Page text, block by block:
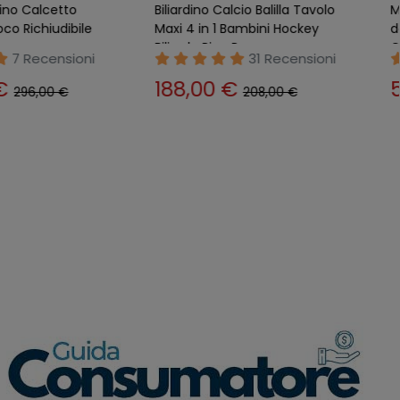
Biliardo da
Pong Scacchi
20 Recensioni
€76,90 €
Biliardino Evo Pro Piedini
Regolabili in MDF Aste
Telescopiche Palline Calcetto
21 Recensioni
169,90 €182,90 €